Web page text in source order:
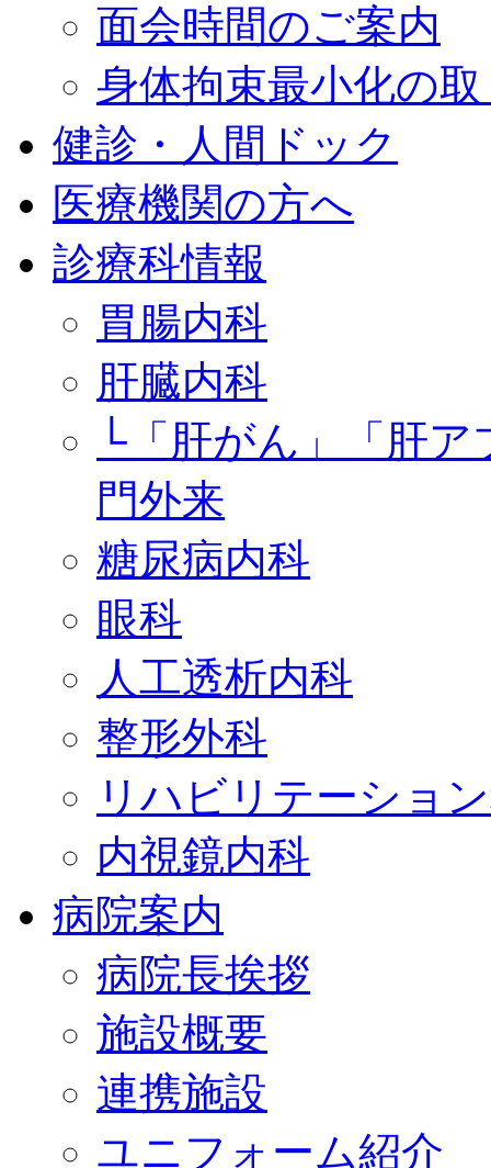
面会時間のご案内
身体拘束最小化の
健診・人間ドック
医療機関の方へ
診療科情報
胃腸内科
肝臓内科
└「肝がん」「肝
門外来
糖尿病内科
眼科
人工透析内科
整形外科
リハビリテーショ
内視鏡内科
病院案内
病院長挨拶
施設概要
連携施設
ユニフォーム紹介